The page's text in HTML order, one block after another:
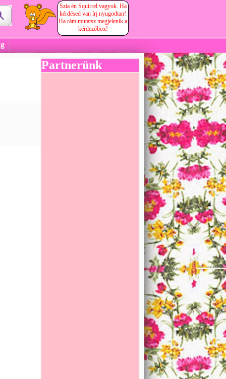
Szia én Squirrel vagyok. Ha
kérdésed van írj nyugodtan!
Ha rám mutatsz megjelenik a
kérdezőbox!
Partnerünk